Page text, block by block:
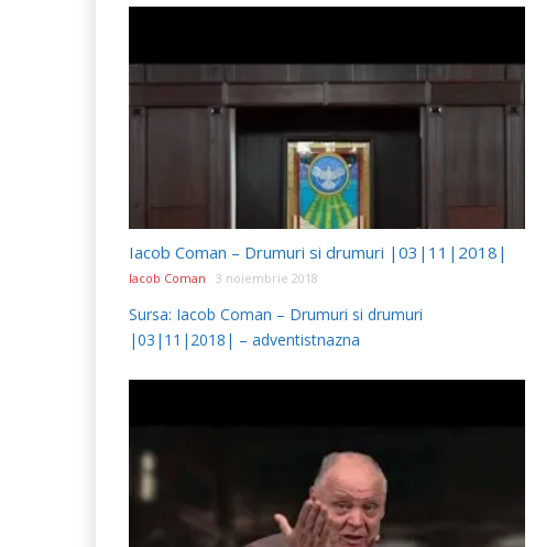
Iacob Coman – Drumuri si drumuri |03|11|2018|
Iacob Coman 3 noiembrie 2018
Sursa: Iacob Coman – Drumuri si drumuri
|03|11|2018| – adventistnazna